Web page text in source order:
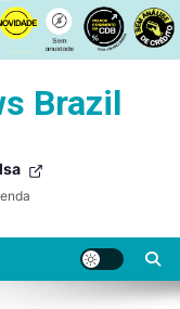
Brazil